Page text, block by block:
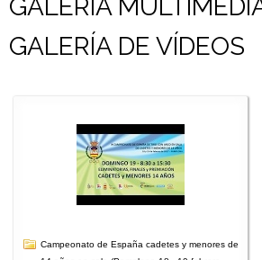
GALERÍA
GALERÍA DE VÍDEOS
Campeonato de España cadetes y menores de